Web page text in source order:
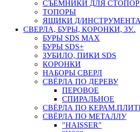
СЪЁМНИКИ ДЛЯ
ТОПОРЫ
ЯЩИКИ Д/ИНСТРУМЕНТА
СВЕРЛА, БУРЫ, КОРОНКИ, ЗУ..
БУРЫ SDS MAX
БУРЫ SDS+
ЗУБИЛО, ПИКИ SDS
КОРОНКИ
НАБОРЫ СВЕРЛ
СВЁРЛА ПО ДЕРЕВУ
ПЕРОВОЕ
СПИРАЛЬНОЕ
СВЁРЛА ПО
СВЁРЛА ПО МЕТАЛЛУ
"HAISSER"